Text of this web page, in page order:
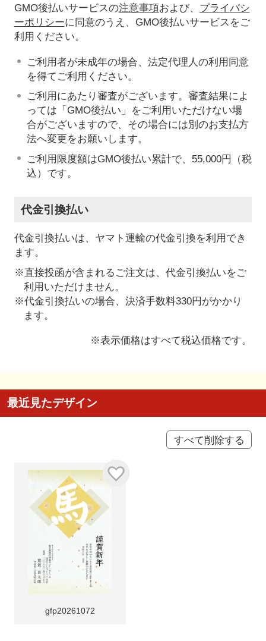
GMO後払いサービスの注意事項および、 プライバシ
ーポリシーに同意のうえ、GMO後払いサービスをご
利用ください。
ご利用者が未成年の場合、法定代理人の利用同意
を得てご利用ください。
ご利用にあたり審査がございます。審査結果によ
っては「GMO後払い」をご利用いただけない場
合がございますので、その場合には別のお支払方
法へ変更をお願いします。
ご利用限度額はGMO後払い累計で、55,000円（税
込）です。
代金引換払い
代金引換払いは、ヤマト運輸の代金引換を利用でき
ます。
※直接投函が含まれるご注文は、代金引換払いをご
利用いただけません。
※代金引換払いの場合、決済手数料330円がかかり
ます。
※表示価格はすべて税込価格です。
最近見たデザイン
すべて削除する
gfp20261072